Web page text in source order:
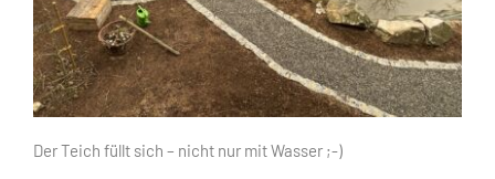
Der Teich füllt sich – nicht nur mit Wasser ;-)